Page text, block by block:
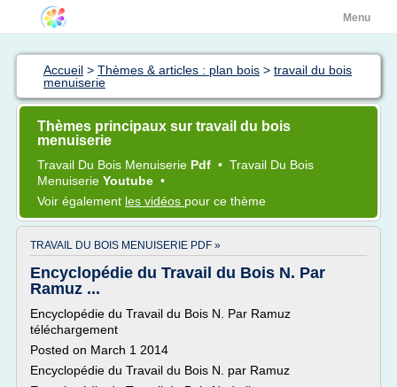
Menu
Accueil > Thèmes & articles : plan bois > travail du bois
menuiserie
Thèmes principaux sur travail du bois
menuiserie
Travail Du Bois Menuiserie Pdf • Travail Du Bois
Menuiserie Youtube •
Voir également les vidéos pour ce thème
TRAVAIL DU BOIS MENUISERIE PDF »
Encyclopédie du Travail du Bois N. Par
Ramuz ...
Encyclopédie du Travail du Bois N. Par Ramuz
téléchargement
Posted on March 1 2014
Encyclopédie du Travail du Bois N. par Ramuz